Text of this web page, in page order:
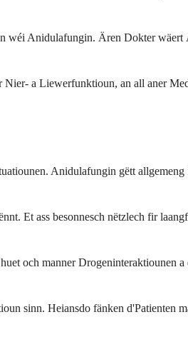
wéi Anidulafungin. Ären Dokter
a Liewerfunktioun, an all aner
Anidulafungin gëtt
Et ass besonnesch nëtzlech fir
och manner Drogeninteraktiounen
sinn. Heiansdo fänken d'Patienten